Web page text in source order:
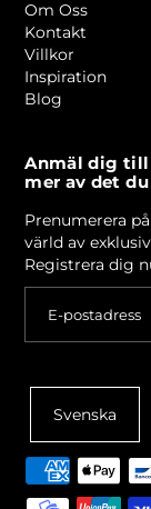
Om Oss
Kontakt
Villkor
Inspiration
Blog
Anmäl dig till
mer av det
Prenumerera
värld av
Registrera dig
Svenska